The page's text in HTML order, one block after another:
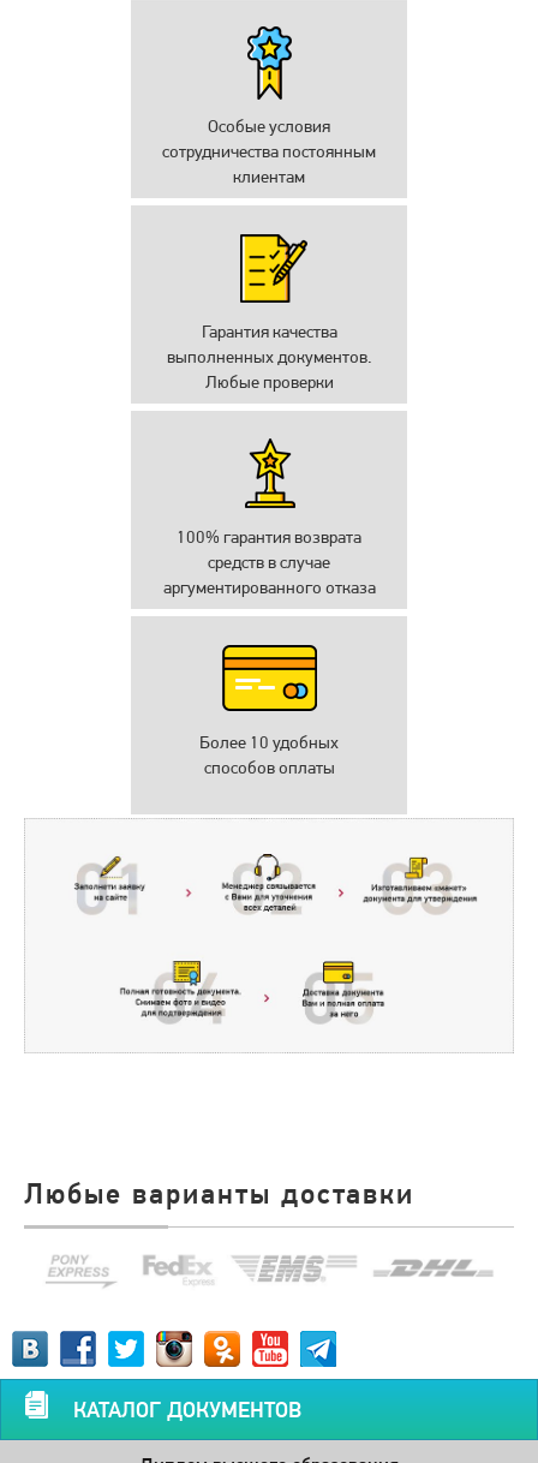
Особые условия
сотрудничества постоянным
клиентам
Гарантия качества
выполненных документов.
Любые проверки
100% гарантия возврата
средств в случае
аргументированного отказа
Более 10 удобных
способов оплаты
Любые варианты доставки
КАТАЛОГ ДОКУМЕНТОВ